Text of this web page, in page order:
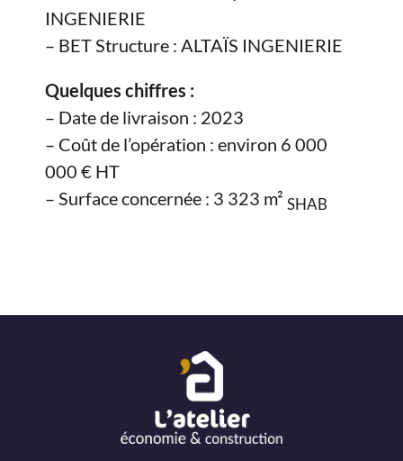
INGENIERIE
– BET Structure : ALTAÏS INGENIERIE
Quelques chiffres :
– Date de livraison : 2023
– Coût de l’opération : environ 6 000
000 € HT
– Surface concernée : 3 323 m² SHAB